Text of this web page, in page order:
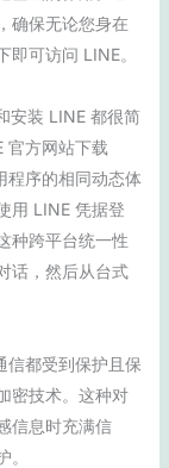
确保无论您身在
可访问 LINE。
安装 LINE 都很简
官方网站下载
程序的相同动态体
用 LINE 凭据登
种跨平台统一性
话，然后从台式
信都受到保护且保
密技术。这种对
信息时充满信